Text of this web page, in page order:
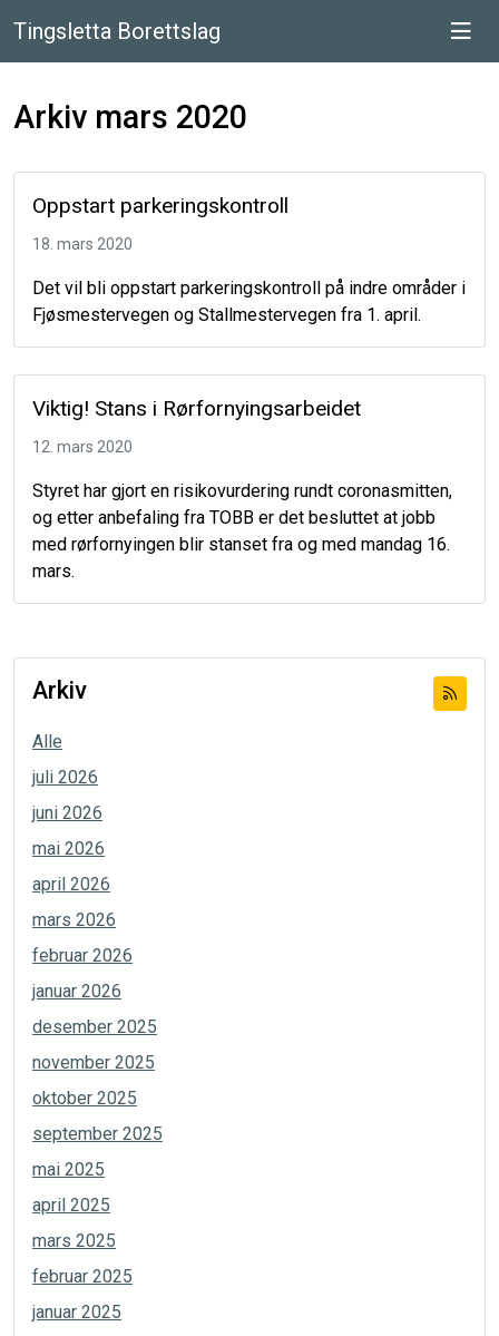
Tingsletta Borettslag
Arkiv mars 2020
Oppstart parkeringskontroll
18. mars 2020
Det vil bli oppstart parkeringskontroll på indre områder i
Fjøsmestervegen og Stallmestervegen fra 1. april.
Viktig! Stans i Rørfornyingsarbeidet
12. mars 2020
Styret har gjort en risikovurdering rundt coronasmitten,
og etter anbefaling fra TOBB er det besluttet at jobb
med rørfornyingen blir stanset fra og med mandag 16.
mars.
Arkiv
Alle
juli 2026
juni 2026
mai 2026
april 2026
mars 2026
februar 2026
januar 2026
desember 2025
november 2025
oktober 2025
september 2025
mai 2025
april 2025
mars 2025
februar 2025
januar 2025